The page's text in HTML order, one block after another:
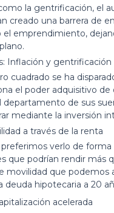
la gentrificación, el
una barrera de
emprendimiento,
plano.
Inflación y gentrificación
se ha
el poder adquisitivo
de sus
mediante la inversión
a través de la renta
verlo de
podrían rendir más
movilidad que
hipotecaria a 20
acelerada